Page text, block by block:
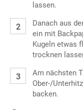
lassen.
Danach aus
ein mit
Kugeln etwas
trocknen
Am nächsten
Ober-/
backen.